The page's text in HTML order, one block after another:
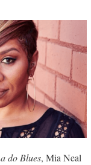
do Blues, Mia Neal